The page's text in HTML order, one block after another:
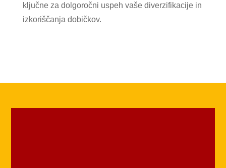
ključne za dolgoročni uspeh vaše diverzifikacije in
izkoriščanja dobičkov.